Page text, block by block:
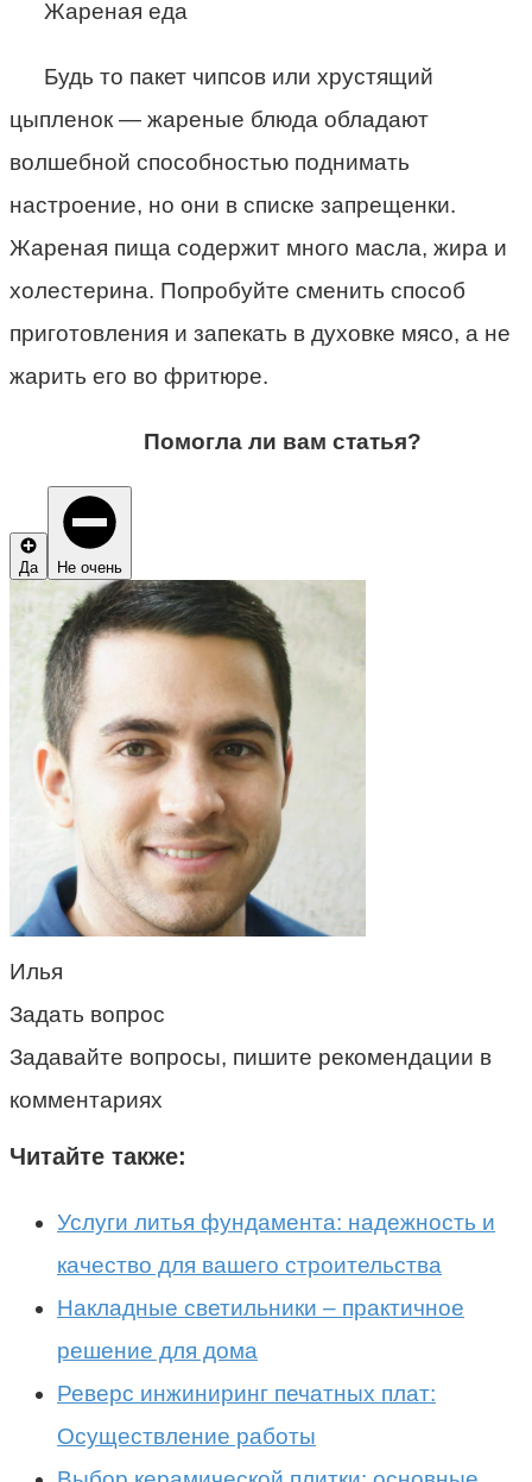
Жареная еда
Будь то пакет чипсов или хрустящий
цыпленок — жареные блюда обладают
волшебной способностью поднимать
настроение, но они в списке запрещенки.
Жареная пища содержит много масла, жира и
холестерина. Попробуйте сменить способ
приготовления и запекать в духовке мясо, а не
жарить его во фритюре.
Помогла ли вам статья?
Да Не очень
Илья
Задать вопрос
Задавайте вопросы, пишите рекомендации в
комментариях
Читайте также:
Услуги литья фундамента: надежность и
качество для вашего строительства
Накладные светильники – практичное
решение для дома
Реверс инжиниринг печатных плат:
Осуществление работы